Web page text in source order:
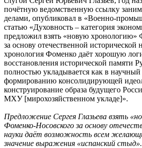
почётную ведомственную ссылку
делами, опубликовал в «Военно-
статью «Духовность – категория
предложил взять «новую хронологию»
за основу отечественной
хронология Фоменко даёт хорошую
восстановления исторической памяти
полностью укладывается как в
формированию консолидирующей
конструирование образа будущего
МХУ [мирохозяйственном укладе]».
Предложение Сергея Глазьева взять
Фоменко-Носовского за основу
науки даёт возможность всем
значение выражения «испанский стыд».